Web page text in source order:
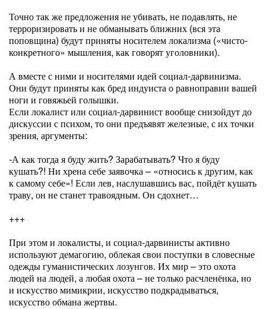
Точно так же предложения не убивать, не подавлять, не
терроризировать и не обманывать ближних (вся эта
поповщина) будут приняты носителем локализма («чисто-
конкретного» мышления, как говорят уголовники).
А вместе с ними и носителями идей социал-дарвинизма.
Они будут приняты как бред индуиста о равноправии вашей
ноги и говяжьей голышки.
Если локалист или социал-дарвинист вообще снизойдут до
дискуссии с психом, то они предъявят железные, с их точки
зрения, аргументы:
-А как тогда я буду жить? Зарабатывать? Что я буду
кушать?! Ни хрена себе заявочка – «относись к другим, как
к самому себе»! Если лев, наслушавшись вас, пойдёт кушать
траву, он не станет травоядным. Он сдохнет…
+++
При этом и локалисты, и социал-дарвинисты активно
используют демагогию, облекая свои поступки в словесные
одежды гуманистических лозунгов. Их мир – это охота
людей на людей, а любая охота – не только расчленёнка, но
и искусство мимикрии, искусство подкрадываться,
искусство обмана жертвы.